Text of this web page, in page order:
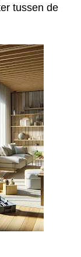
tussen de